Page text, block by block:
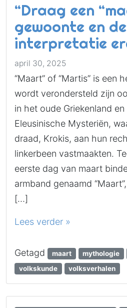
“Draag een
gewoonte en de
interpretatie
april 30, 2025
“Maart” of “Martis” is een
wordt verondersteld zijn
in het oude Griekenland
Eleusinische Mysteriën,
draad, Krokis, aan hun
linkerbeen vastmaakten.
eerste dag van maart
armband genaamd
[…]
Lees verder »
Getagd maart mythologie
volkskunde
volksverhalen